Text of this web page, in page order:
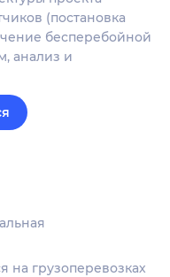
(постановка
бесперебойной
анализ и
на грузоперевозках